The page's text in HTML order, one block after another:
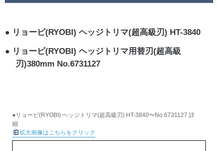
リョービ(RYOBI) ヘッジトリマ(超高級刃) HT-3840
リョービ(RYOBI) ヘッジトリマ用替刃(超高級
刃)380mm No.6731127
●リョービ(RYOBI) ヘッジトリマ(超高級刃) HT-3840〜No.6731127 詳
細
拡大画像はこちらをクリック